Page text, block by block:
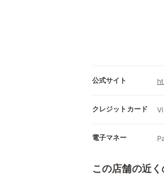
公式サイト
クレジットカード
電子マネー
この店舗の近